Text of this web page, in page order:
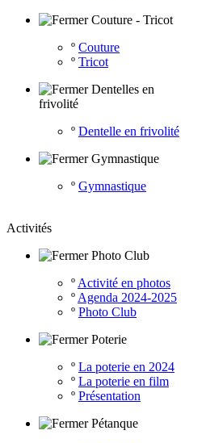
Couture - Tricot
º Couture
º Tricot
Dentelles en
frivolité
º Dentelle en frivolité
Gymnastique
º Gymnastique
Activités
Photo Club
º Activité en photos
º Agenda 2024-2025
º Photo Club
Poterie
º La poterie en 2024
º La poterie en film
º Présentation
Pétanque